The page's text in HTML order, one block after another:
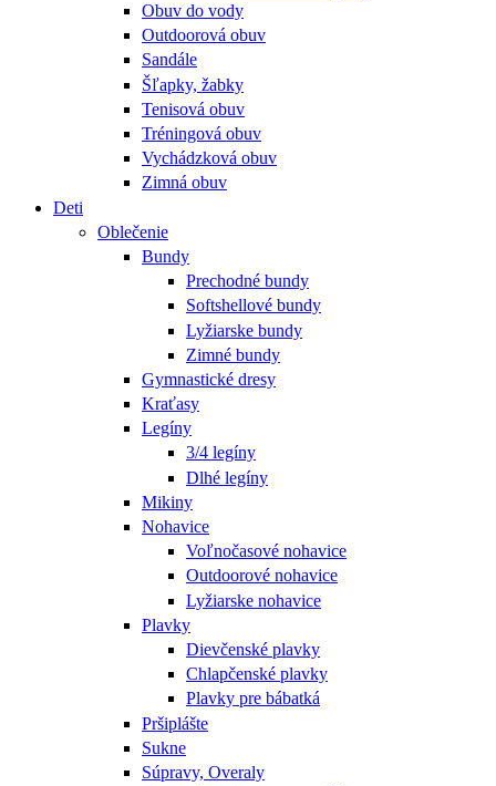
Obuv do vody
Outdoorová obuv
Sandále
Šľapky, žabky
Tenisová obuv
Tréningová obuv
Vychádzková obuv
Zimná obuv
Deti
Oblečenie
Bundy
Prechodné bundy
Softshellové bundy
Lyžiarske bundy
Zimné bundy
Gymnastické dresy
Kraťasy
Legíny
3/4 legíny
Dlhé legíny
Mikiny
Nohavice
Voľnočasové nohavice
Outdoorové nohavice
Lyžiarske nohavice
Plavky
Dievčenské plavky
Chlapčenské plavky
Plavky pre bábatká
Pršiplášte
Sukne
Súpravy, Overaly